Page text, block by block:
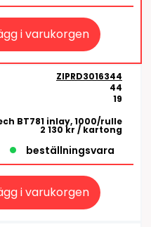
i varukorgen
ZIPRD3016344
44
19
BT781 inlay, 1000/rulle
2 130 kr / kartong
beställningsvara
i varukorgen